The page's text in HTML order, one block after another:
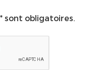
sont obligatoires.